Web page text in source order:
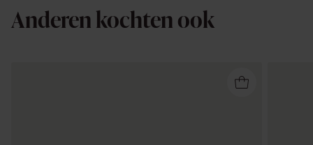
Anderen kochten ook